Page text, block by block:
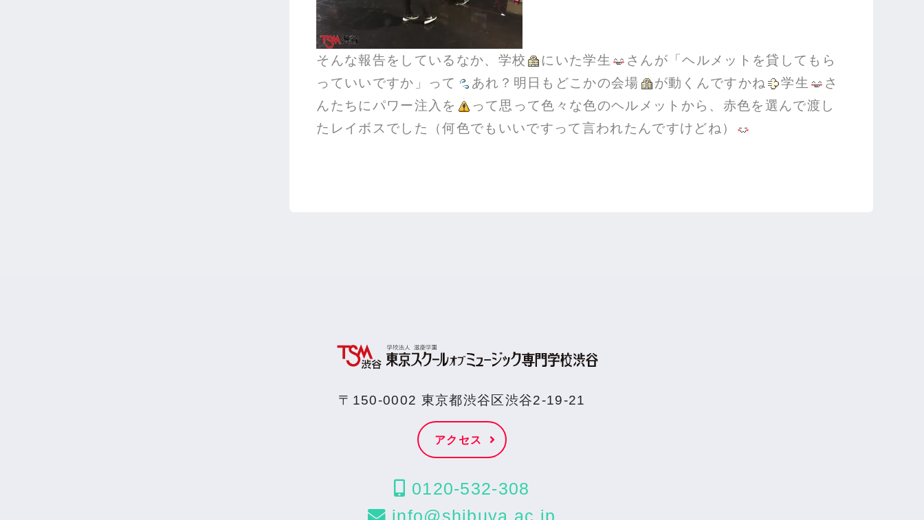
そんな報告をしているなか、学校 にいた学生
さんが「ヘルメットを貸してもら
っていいですか」って
あれ？明日もどこかの会場 が動くんですかね 学生
さ
んたちにパワー注入を
って思って色々な色のヘルメットから、赤色を選んで渡し
たレイボスでした（何色でもいいですって言われたんですけどね）
〒150-0002 東京都渋谷区渋谷2-19-21
アクセス
0120-532-308
info@shibuya.ac.jp